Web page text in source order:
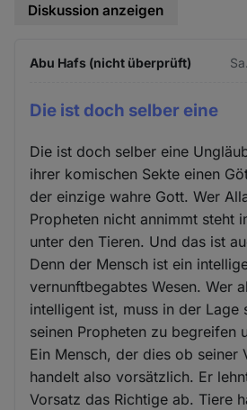
Diskussion anzeigen
Abu Hafs (nicht überprüft)
Die ist doch selber eine
Die ist doch selber eine
ihrer komischen Sekte einen
der einzige wahre Gott. Wer
Propheten nicht annimmt steht
unter den Tieren. Und das ist
Denn der Mensch ist ein
vernunftbegabtes Wesen. Wer
intelligent ist, muss in der Lage
seinen Propheten zu begreifen
Ein Mensch, der dies ob seiner
handelt also vorsätzlich. Er
Vorsatz das Richtige ab. Tiere